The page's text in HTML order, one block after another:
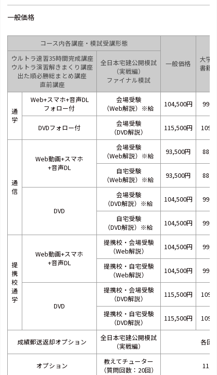
一般価格
コース内各講座・模試受講形態
一般価格
大学
書籍
ウルトラ速習35時間完成講座
ウルトラ演習解きまくり講座
出た順必勝総まとめ講座
直前講座
全日本宅建公開模試
（実戦編）
ファイナル模試
通
学
Web+スマホ+音声DL
フォロー付
会場受験
（Web解説）※給
104,500円
DVDフォロー付
会場受験
（DVD解説）
115,500円
通
信
Web動画+スマホ
+音声DL
会場受験
（Web解説）※給
93,500円
自宅受験
（Web解説）※給
93,500円
DVD
会場受験
（DVD解説）※給
104,500円
自宅受験
（DVD解説）※給
104,500円
提
携
校
通
学
Web動画+スマホ
+音声DL
提携校・会場受験
（Web解説）
104,500円
提携校・自宅受験
（Web解説）
104,500円
DVD
提携校・会場受験
（DVD解説）
115,500円
提携校・自宅受験
（DVD解説）
115,500円
成績郵送返却オプション
全日本宅建公開模試
（実戦編）
各回
オプション
教えてチューター
（質問回数：20回）